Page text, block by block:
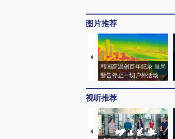
图片推荐
韩国高温创百年纪录 当局
警告停止一切户外活动
视听推荐